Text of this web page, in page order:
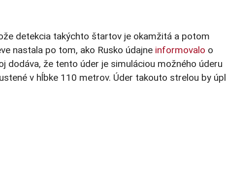
detekcia takýchto štartov je okamžitá a potom
nastala po tom, ako Rusko údajne informovalo o
dodáva, že tento úder je simuláciou možného úderu
v hĺbke 110 metrov. Úder takouto strelou by